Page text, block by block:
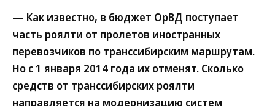
— Как известно, в бюджет ОрВД поступает
часть роялти от пролетов иностранных
перевозчиков по транссибирским маршрутам.
Но с 1 января 2014 года их отменят. Сколько
средств от транссибирских роялти
направляется на модернизацию систем